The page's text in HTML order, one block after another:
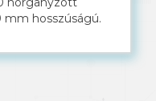
mm hosszúságú.